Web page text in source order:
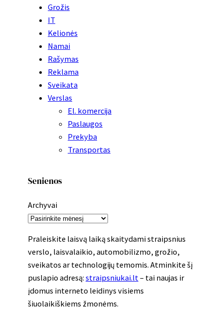
Grožis
IT
Kelionės
Namai
Rašymas
Reklama
Sveikata
Verslas
El. komercija
Paslaugos
Prekyba
Transportas
Senienos
Archyvai
Praleiskite laisvą laiką skaitydami straipsnius
verslo, laisvalaikio, automobilizmo, grožio,
sveikatos ar technologijų temomis. Atminkite šį
puslapio adresą: straipsniukai.lt – tai naujas ir
įdomus interneto leidinys visiems
šiuolaikiškiems žmonėms.